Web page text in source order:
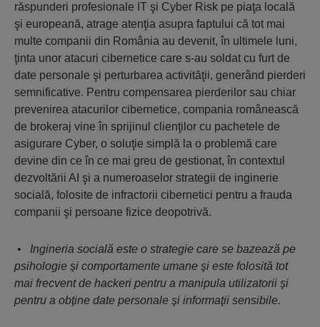
răspunderi profesionale IT şi Cyber Risk pe piaţa locală
şi europeană, atrage atenţia asupra faptului că tot mai
multe companii din România au devenit, în ultimele luni,
ţinta unor atacuri cibernetice care s-au soldat cu furt de
date personale şi perturbarea activităţii, generând pierderi
semnificative. Pentru compensarea pierderilor sau chiar
prevenirea atacurilor cibernetice, compania românească
de brokeraj vine în sprijinul clienţilor cu pachetele de
asigurare Cyber, o soluţie simplă la o problemă care
devine din ce în ce mai greu de gestionat, în contextul
dezvoltării AI şi a numeroaselor strategii de inginerie
socială, folosite de infractorii cibernetici pentru a frauda
companii şi persoane fizice deopotrivă.
•
Ingineria socială este o strategie care se bazează pe
psihologie şi comportamente umane şi este folosită tot
mai frecvent de hackeri pentru a manipula utilizatorii şi
pentru a obţine date personale şi informaţii sensibile.